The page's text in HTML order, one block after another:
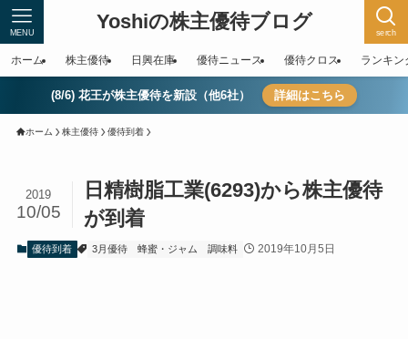
Yoshiの株主優待ブログ serch
MENU
ホーム 株主優待 日興在庫 優待ニュース 優待クロス ランキン
(8/6) 花王が株主優待を新設（他6社） 詳細はこちら
ホーム 株主優待 優待到着
日精樹脂工業(6293)から株主優待
が到着
2019
10/05
優待到着 3月優待 蜂蜜・ジャム 調味料 2019年10月5日